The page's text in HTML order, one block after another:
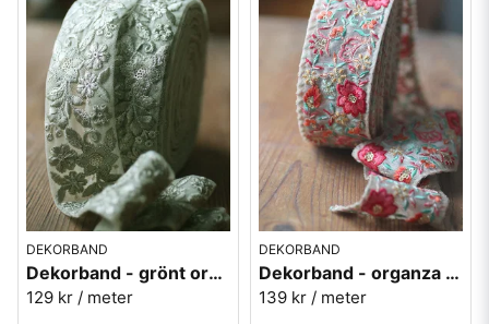
DEKORBAND
Dekorband - grönt organza med blommor
129 kr / meter
DEKORBAND
Dekorband - organza med röda blommor
139 kr / meter